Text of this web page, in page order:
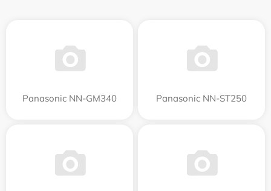
Panasonic NN-GM340 Panasonic NN-ST250